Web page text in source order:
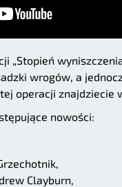
„Stopień
wrogów, a
operacji znajdziecie
nowości:
Clayburn,